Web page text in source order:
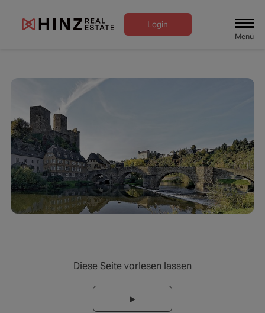
Login
Diese Seite vorlesen lassen